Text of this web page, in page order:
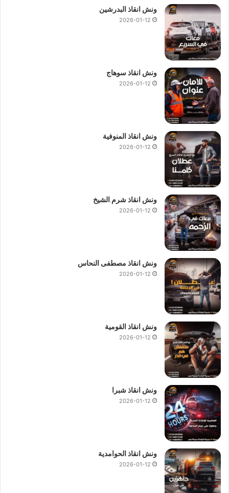
ونش انقاذ البدرشين
2026-01-12
ونش انقاذ سوهاج
2026-01-12
ونش انقاذ المنوفية
2026-01-12
ونش انقاذ شرم الشيخ
2026-01-12
ونش انقاذ مصطفى النحاس
2026-01-12
ونش انقاذ القومية
2026-01-12
ونش انقاذ شبرا
2026-01-12
ونش انقاذ الحوامدية
2026-01-12